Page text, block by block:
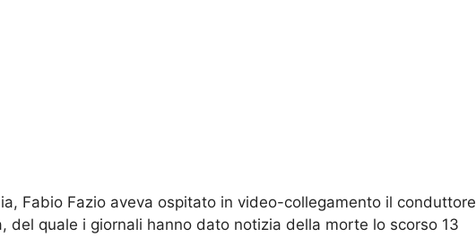
Fabio Fazio aveva ospitato in video-collegamento il conduttore
del quale i giornali hanno dato notizia della morte lo scorso 13